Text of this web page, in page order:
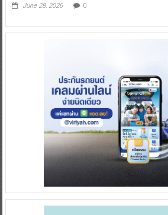
June 28, 2026 0